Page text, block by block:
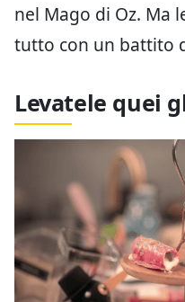
nel Mago di Oz. Ma
tutto con un battito
Levatele quei